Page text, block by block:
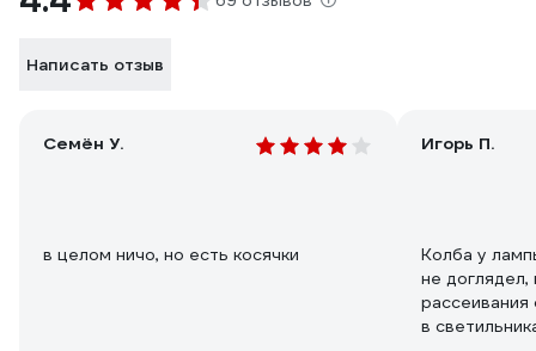
Написать отзыв
Семён У.
в целом ничо, но есть косячки
Игорь П.
Колба у
не доглядел,
в